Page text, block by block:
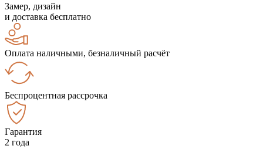
Замер, дизайн
и доставка бесплатно
Оплата наличными, безналичный расчёт
Беспроцентная рассрочка
Гарантия
2 года